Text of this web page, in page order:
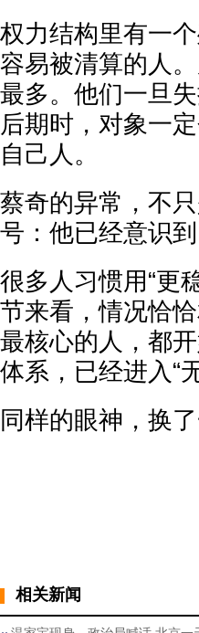
权力结构里有一
容易被清算的人
最多。他们一旦
后期时，对象一
自己人。
蔡奇的异常，不
号：他已经意识
很多人习惯用“更
节来看，情况恰
最核心的人，都
体系，已经进入“
同样的眼神，换
相关新闻